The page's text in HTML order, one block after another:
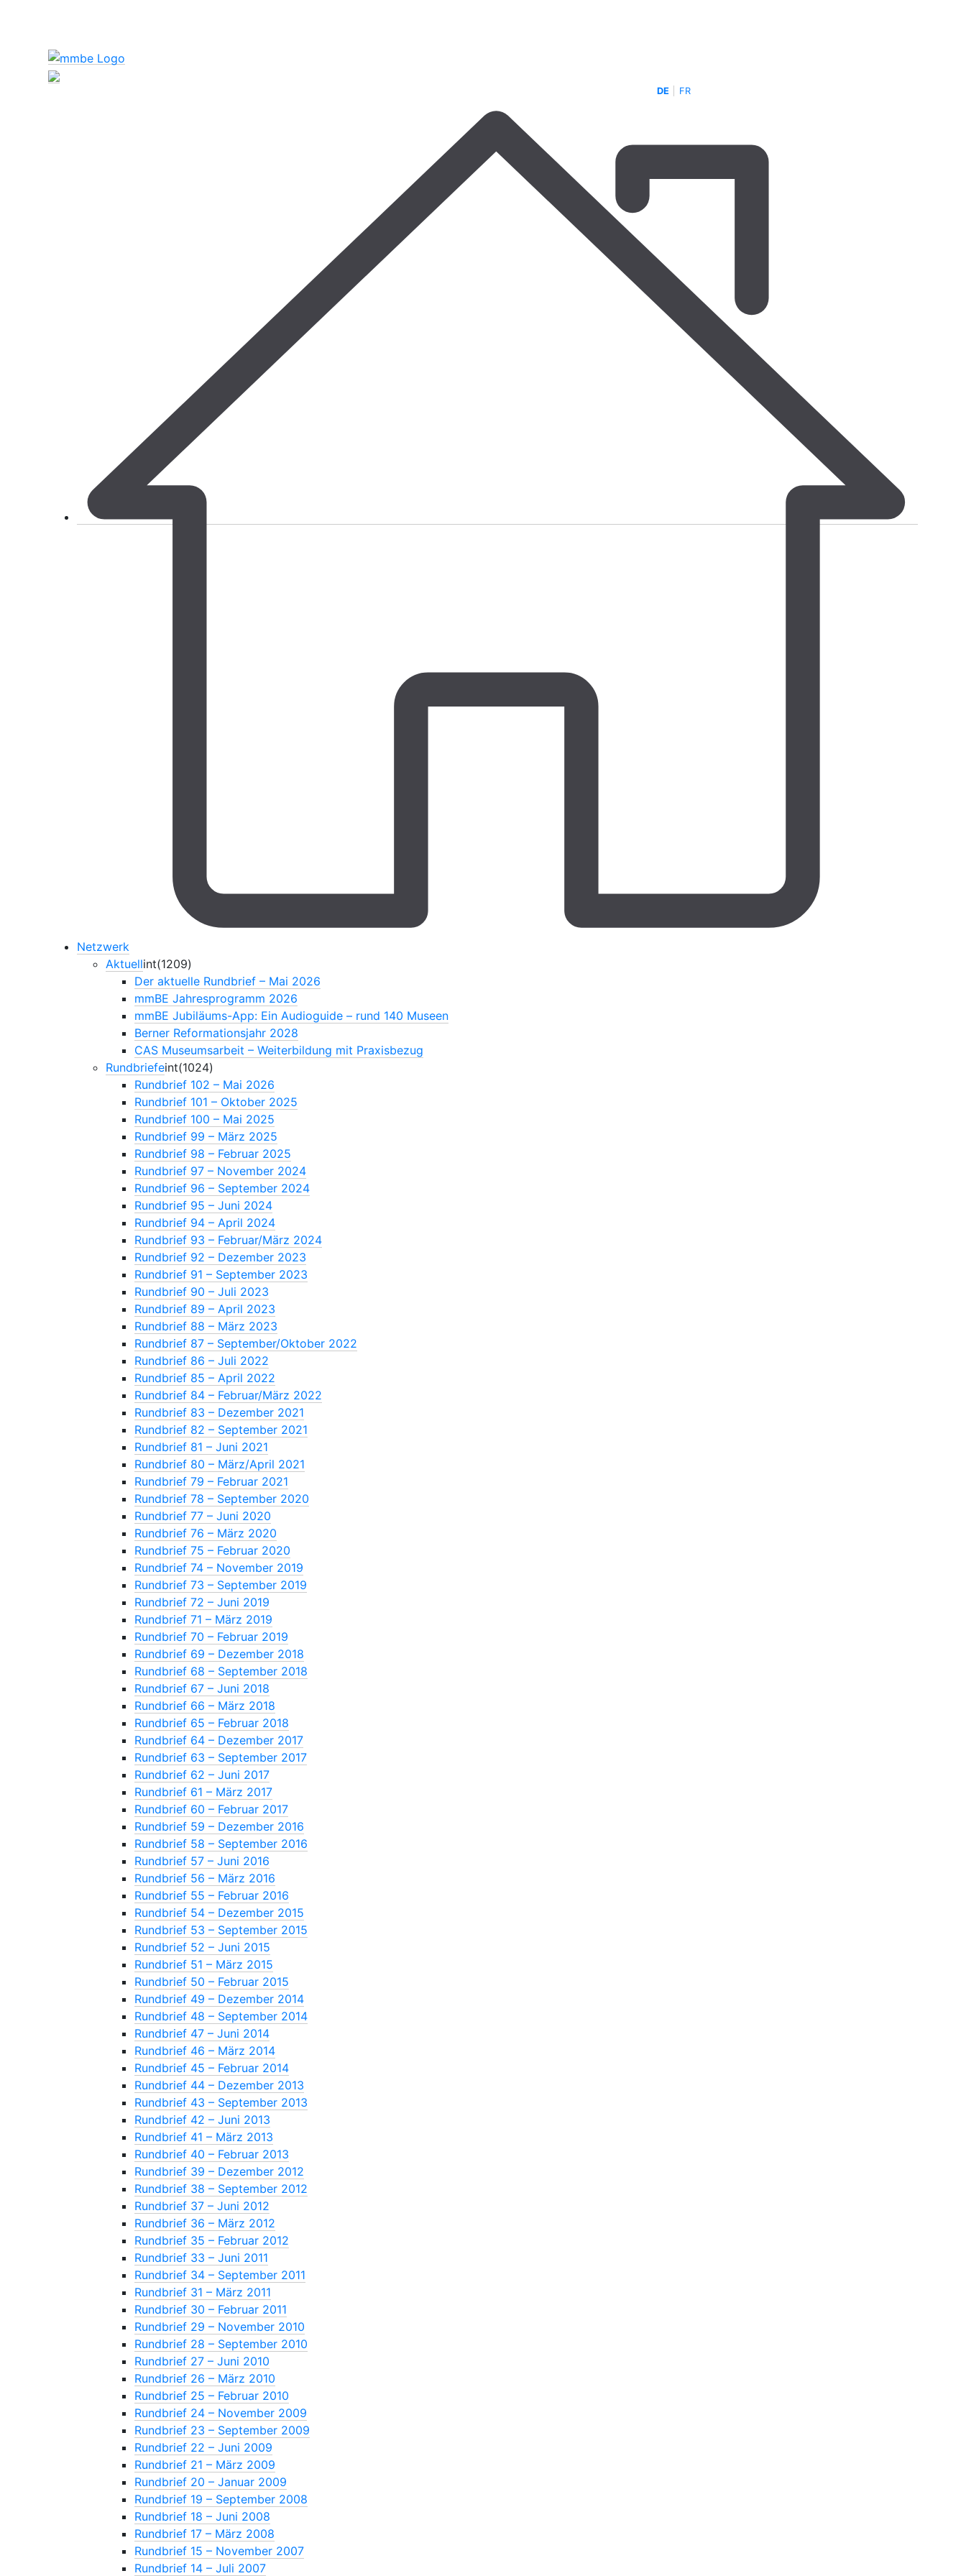
DE FR
Netzwerk
Aktuellint(1209)
Der aktuelle Rundbrief – Mai 2026
mmBE Jahresprogramm 2026
mmBE Jubiläums-App: Ein Audioguide – rund 140 Museen
Berner Reformationsjahr 2028
CAS Museumsarbeit – Weiterbildung mit Praxisbezug
Rundbriefeint(1024)
Rundbrief 102 – Mai 2026
Rundbrief 101 – Oktober 2025
Rundbrief 100 – Mai 2025
Rundbrief 99 – März 2025
Rundbrief 98 – Februar 2025
Rundbrief 97 – November 2024
Rundbrief 96 – September 2024
Rundbrief 95 – Juni 2024
Rundbrief 94 – April 2024
Rundbrief 93 – Februar/März 2024
Rundbrief 92 – Dezember 2023
Rundbrief 91 – September 2023
Rundbrief 90 – Juli 2023
Rundbrief 89 – April 2023
Rundbrief 88 – März 2023
Rundbrief 87 – September/Oktober 2022
Rundbrief 86 – Juli 2022
Rundbrief 85 – April 2022
Rundbrief 84 – Februar/März 2022
Rundbrief 83 – Dezember 2021
Rundbrief 82 – September 2021
Rundbrief 81 – Juni 2021
Rundbrief 80 – März/April 2021
Rundbrief 79 – Februar 2021
Rundbrief 78 – September 2020
Rundbrief 77 – Juni 2020
Rundbrief 76 – März 2020
Rundbrief 75 – Februar 2020
Rundbrief 74 – November 2019
Rundbrief 73 – September 2019
Rundbrief 72 – Juni 2019
Rundbrief 71 – März 2019
Rundbrief 70 – Februar 2019
Rundbrief 69 – Dezember 2018
Rundbrief 68 – September 2018
Rundbrief 67 – Juni 2018
Rundbrief 66 – März 2018
Rundbrief 65 – Februar 2018
Rundbrief 64 – Dezember 2017
Rundbrief 63 – September 2017
Rundbrief 62 – Juni 2017
Rundbrief 61 – März 2017
Rundbrief 60 – Februar 2017
Rundbrief 59 – Dezember 2016
Rundbrief 58 – September 2016
Rundbrief 57 – Juni 2016
Rundbrief 56 – März 2016
Rundbrief 55 – Februar 2016
Rundbrief 54 – Dezember 2015
Rundbrief 53 – September 2015
Rundbrief 52 – Juni 2015
Rundbrief 51 – März 2015
Rundbrief 50 – Februar 2015
Rundbrief 49 – Dezember 2014
Rundbrief 48 – September 2014
Rundbrief 47 – Juni 2014
Rundbrief 46 – März 2014
Rundbrief 45 – Februar 2014
Rundbrief 44 – Dezember 2013
Rundbrief 43 – September 2013
Rundbrief 42 – Juni 2013
Rundbrief 41 – März 2013
Rundbrief 40 – Februar 2013
Rundbrief 39 – Dezember 2012
Rundbrief 38 – September 2012
Rundbrief 37 – Juni 2012
Rundbrief 36 – März 2012
Rundbrief 35 – Februar 2012
Rundbrief 33 – Juni 2011
Rundbrief 34 – September 2011
Rundbrief 31 – März 2011
Rundbrief 30 – Februar 2011
Rundbrief 29 – November 2010
Rundbrief 28 – September 2010
Rundbrief 27 – Juni 2010
Rundbrief 26 – März 2010
Rundbrief 25 – Februar 2010
Rundbrief 24 – November 2009
Rundbrief 23 – September 2009
Rundbrief 22 – Juni 2009
Rundbrief 21 – März 2009
Rundbrief 20 – Januar 2009
Rundbrief 19 – September 2008
Rundbrief 18 – Juni 2008
Rundbrief 17 – März 2008
Rundbrief 15 – November 2007
Rundbrief 14 – Juli 2007